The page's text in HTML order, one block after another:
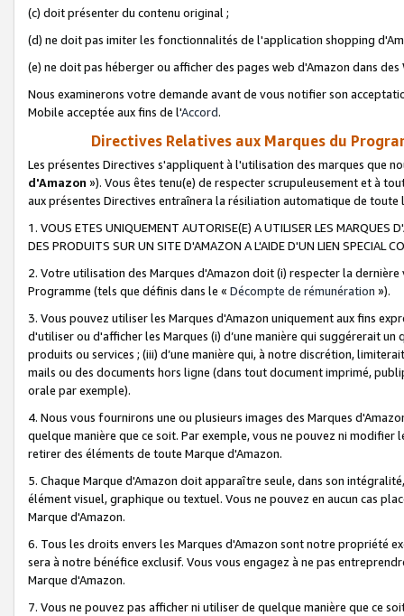
(c) doit présenter du contenu original ;
(d) ne doit pas imiter les fonctionnalités de l'application shopping
(e) ne doit pas héberger ou afficher des pages web d'Amazon dans
Nous examinerons votre demande avant de vous notifier son
Mobile acceptée aux fins de l'Accord.
Directives Relatives aux Marques du
Les présentes Directives s'appliquent à l'utilisation des marques que
d'Amazon »). Vous êtes tenu(e) de respecter scrupuleusement et à
aux présentes Directives entraînera la résiliation automatique de
1. VOUS ETES UNIQUEMENT AUTORISE(E) A UTILISER LES MARQUES
DES PRODUITS SUR UN SITE D'AMAZON A L'AIDE D'UN LIEN SPECIAL
2. Votre utilisation des Marques d'Amazon doit (i) respecter la
Programme (tels que définis dans le « Décompte de rémunération »).
3. Vous pouvez utiliser les Marques d'Amazon uniquement aux fins
d'utiliser ou d'afficher les Marques (i) d’une manière qui suggérerait
produits ou services ; (iii) d’une manière qui, à notre discrétion,
mails ou des documents hors ligne (dans tout document imprimé,
orale par exemple).
4. Nous vous fournirons une ou plusieurs images des Marques
quelque manière que ce soit. Par exemple, vous ne pouvez ni
retirer des éléments de toute Marque d'Amazon.
5. Chaque Marque d'Amazon doit apparaître seule, dans son
élément visuel, graphique ou textuel. Vous ne pouvez en aucun cas
Marque d'Amazon.
6. Tous les droits envers les Marques d'Amazon sont notre propriété
sera à notre bénéfice exclusif. Vous vous engagez à ne pas
Marque d'Amazon.
7. Vous ne pouvez pas afficher ni utiliser de quelque manière que ce